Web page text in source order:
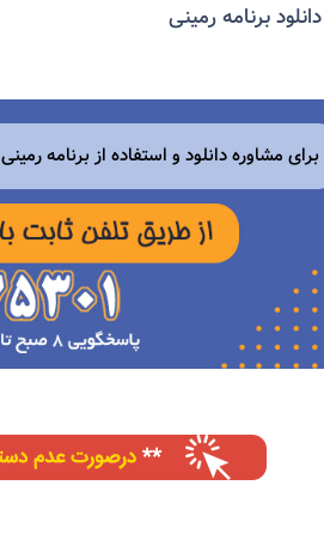
دانلود برنامه رمینی
برای مشاوره دانلود و استفاده از برنامه رمینی